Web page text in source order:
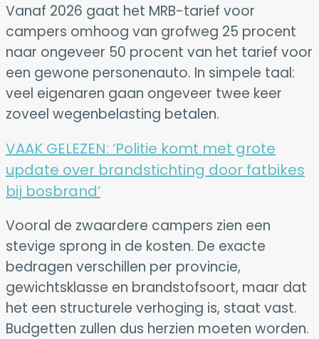
Vanaf 2026 gaat het MRB-tarief voor
campers omhoog van grofweg 25 procent
naar ongeveer 50 procent van het tarief voor
een gewone personenauto. In simpele taal:
veel eigenaren gaan ongeveer twee keer
zoveel wegenbelasting betalen.
VAAK GELEZEN: ‘Politie komt met grote
update over brandstichting door fatbikes
bij bosbrand’
Vooral de zwaardere campers zien een
stevige sprong in de kosten. De exacte
bedragen verschillen per provincie,
gewichtsklasse en brandstofsoort, maar dat
het een structurele verhoging is, staat vast.
Budgetten zullen dus herzien moeten worden.